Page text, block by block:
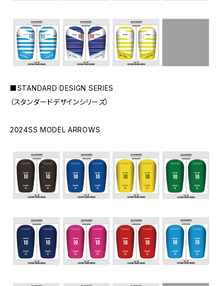
■STANDARD DESIGN SERIES
（スタンダードデザインシリーズ）
2024SS MODEL ARROWS